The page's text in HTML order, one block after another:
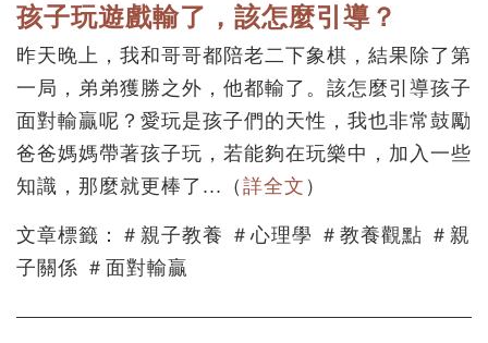
孩子玩遊戲輸了，該怎麼引導？
昨天晚上，我和哥哥都陪老二下象棋，結果除了第
一局，弟弟獲勝之外，他都輸了。該怎麼引導孩子
面對輸贏呢？愛玩是孩子們的天性，我也非常鼓勵
爸爸媽媽帶著孩子玩，若能夠在玩樂中，加入一些
知識，那麼就更棒了... （ 詳全文 ）
文章標籤：＃親子教養 ＃心理學 ＃教養觀點 ＃親
子關係 ＃面對輸贏